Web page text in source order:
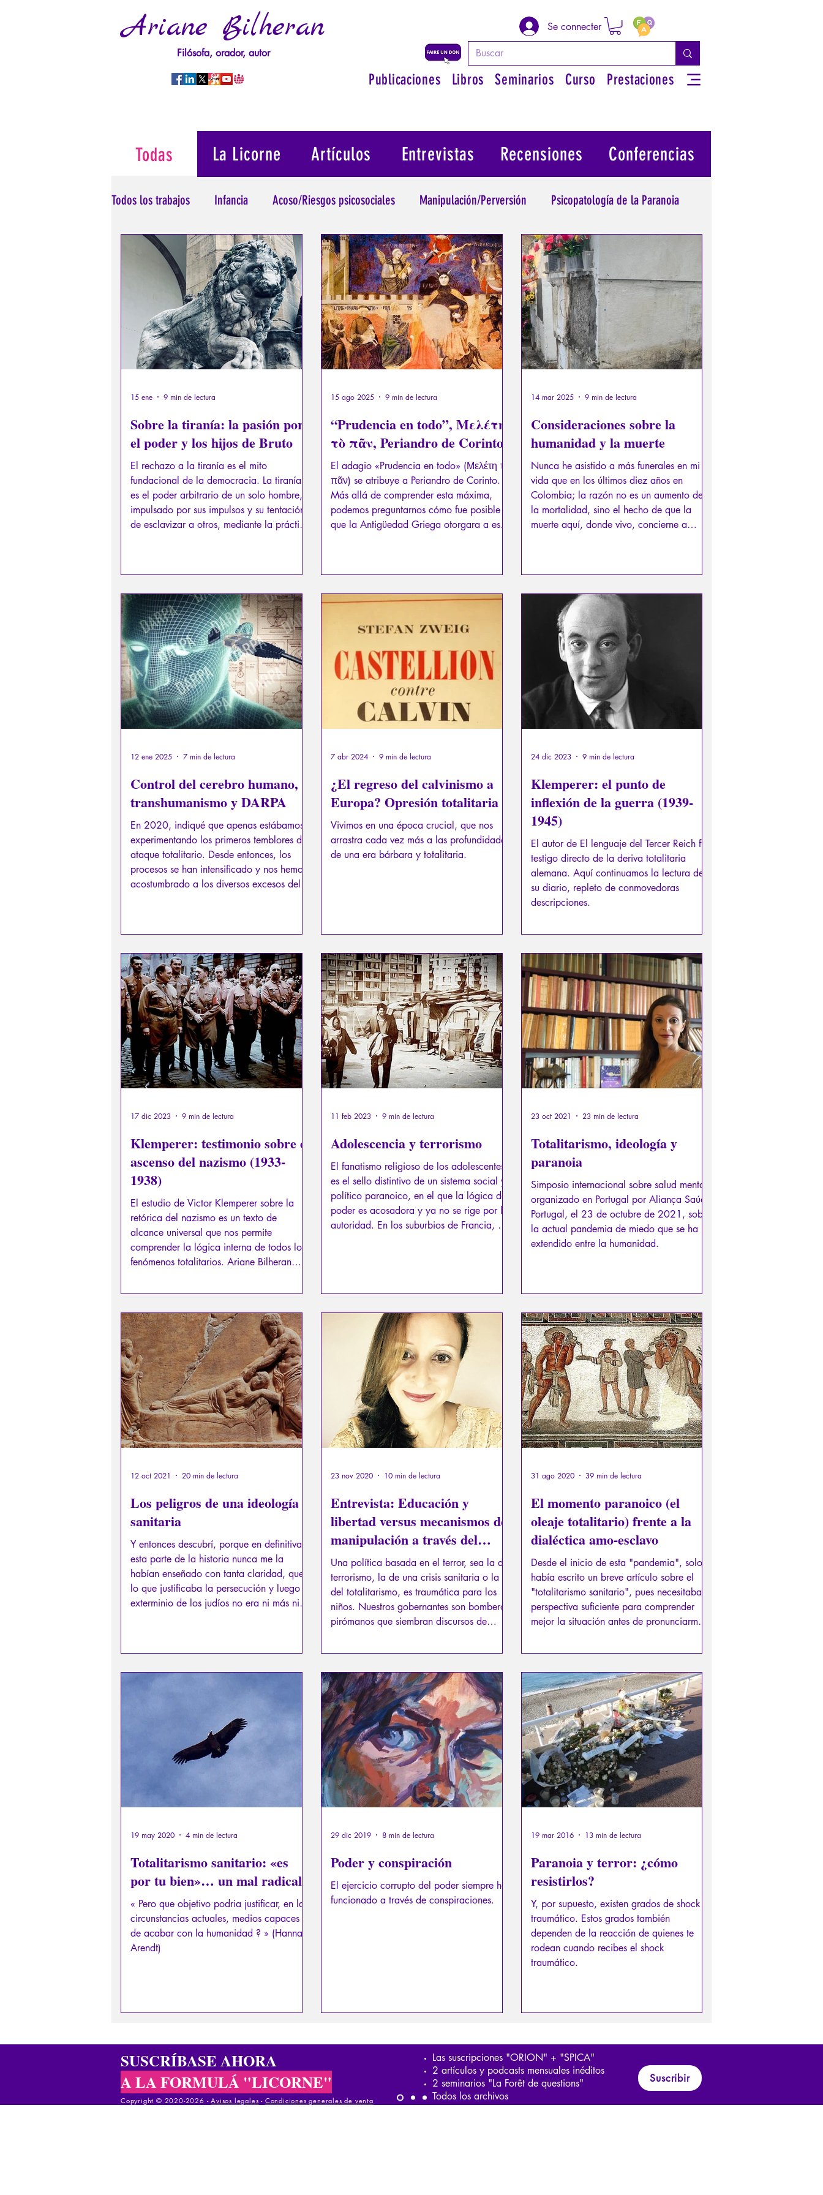
Ariane Bilheran
Filósofa, orador, autor
Se connecter
Publicaciones Libros Seminarios Curso Prestaciones
Todos los trabajos Infancia Acoso/Riesgos psicosociales Manipulación/Perversión Psicopatología de la Paranoia
Psicopatología del Poder Traumatismo Psicopatología de la Autoridad Recuperar su poder personal
Derechos sexuales/Educación sexual Psicopatología del Totalitarismo Mitología - Saber de los Antiguos Literatura
Filosofando por los mitos griegos La Licorne La Lucarne Artículos Entrevistas Recensión Conferencia
Filosofía Conferencias Inteligencia artificial
Sobre la tiranía: la pasión por
el poder y los hijos de Bruto
El rechazo a la tiranía es el mito
fundacional de la democracia. La tiranía
es el poder arbitrario de un solo hombre,
impulsado por sus impulsos y su tentación
de esclavizar a otros, mediante la práctica
15 ene 9 min de lectura
“Prudencia en todo”, Μελέτη
τὸ πᾶν, Periandro de Corinto
El adagio «Prudencia en todo» (Μελέτη τὸ
πᾶν) se atribuye a Periandro de Corinto.
Más allá de comprender esta máxima,
podemos preguntarnos cómo fue posible
que la Antigüedad Griega otorgara a este
15 ago 2025 9 min de lectura
Consideraciones sobre la
humanidad y la muerte
Nunca he asistido a más funerales en mi
vida que en los últimos diez años en
Colombia; la razón no es un aumento de
la mortalidad, sino el hecho de que la
muerte aquí, donde vivo, concierne a
14 mar 2025 9 min de lectura
Control del cerebro humano,
transhumanismo y DARPA
En 2020, indiqué que apenas estábamos
experimentando los primeros temblores del
ataque totalitario. Desde entonces, los
procesos se han intensificado y nos hemos
acostumbrado a los diversos excesos del
12 ene 2025 7 min de lectura
¿El regreso del calvinismo a
Europa? Opresión totalitaria
Vivimos en una época crucial, que nos
arrastra cada vez más a las profundidades
de una era bárbara y totalitaria.
7 abr 2024 9 min de lectura
Klemperer: el punto de
inflexión de la guerra (1939-
1945)
El autor de El lenguaje del Tercer Reich fue
testigo directo de la deriva totalitaria
alemana. Aquí continuamos la lectura de
su diario, repleto de conmovedoras
descripciones.
24 dic 2023 9 min de lectura
Klemperer: testimonio sobre el
ascenso del nazismo (1933-
1938)
El estudio de Victor Klemperer sobre la
retórica del nazismo es un texto de
alcance universal que nos permite
comprender la lógica interna de todos los
fenómenos totalitarios. Ariane Bilheran
gran testigo del siglo XX.
17 dic 2023 9 min de lectura
Adolescencia y terrorismo
El fanatismo religioso de los adolescentes
es el sello distintivo de un sistema social y
político paranoico, en el que la lógica del
poder es acosadora y ya no se rige por la
autoridad. En los suburbios de Francia, el
11 feb 2023 9 min de lectura
Totalitarismo, ideología y
paranoia
Simposio internacional sobre salud mental
organizado en Portugal por Aliança Saúde
Portugal, el 23 de octubre de 2021, sobre
la actual pandemia de miedo que se ha
extendido entre la humanidad.
23 oct 2021 23 min de lectura
Los peligros de una ideología
sanitaria
Y entonces descubrí, porque en definitiva
esta parte de la historia nunca me la
habían enseñado con tanta claridad, que
lo que justificaba la persecución y luego el
exterminio de los judíos no era ni más ni
12 oct 2021 20 min de lectura
Entrevista: Educación y
libertad versus mecanismos de
manipulación a través del
miedo
Una política basada en el terror, sea la del
terrorismo, la de una crisis sanitaria o la
del totalitarismo, es traumática para los
niños. Nuestros gobernantes son bomberos-
pirómanos que siembran discursos de
23 nov 2020 10 min de lectura
El momento paranoico (el
oleaje totalitario) frente a la
dialéctica amo-esclavo
Desde el inicio de esta "pandemia", solo
había escrito un breve artículo sobre el
"totalitarismo sanitario", pues necesitaba
perspectiva suficiente para comprender
mejor la situación antes de pronunciarme.
variaciones según el país, podemos
contagio delirante y paranoico que revela
cada día su rostro más odioso.
31 ago 2020 39 min de lectura
Totalitarismo sanitario: «es
por tu bien»… un mal radical
« Pero que objetivo podria justificar, en las
circunstancias actuales, medios capaces
de acabar con la humanidad ? » (Hannah
Arendt)
19 may 2020 4 min de lectura
Poder y conspiración
El ejercicio corrupto del poder siempre ha
funcionado a través de conspiraciones.
29 dic 2019 8 min de lectura
Paranoia y terror: ¿cómo
resistirlos?
Y, por supuesto, existen grados de shock
traumático. Estos grados también
dependen de la reacción de quienes te
rodean cuando recibes el shock
traumático.
19 mar 2016 13 min de lectura
La Licorne Artículos
Todas Entrevistas Recensiones Conferencias
SUSCRÍBASE AHORA
A LA FORMULÁ "LICORNE"
Copyright © 2020-2026 -Avisos legales - Condiciones generales de venta
Las suscripciones "ORION" + "SPICA"
2 artículos y podcasts mensuales inéditos
2 seminarios "La Forêt de questions"
Todos los archivos
Suscribir